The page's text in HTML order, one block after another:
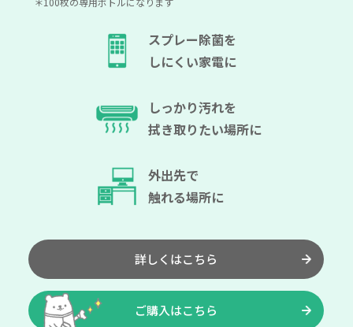
スプレー除菌を
しにくい家電に
しっかり汚れを
拭き取りたい場所に
外出先で
触れる場所に
詳しくはこちら
ご購入はこちら